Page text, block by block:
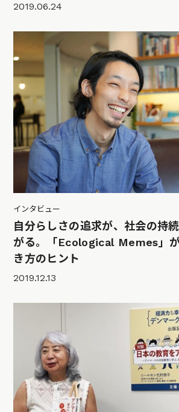
2019.06.24
インタビュー
自分らしさの追求が、社会の持
がる。「Ecological Memes」
き方のヒント
2019.12.13